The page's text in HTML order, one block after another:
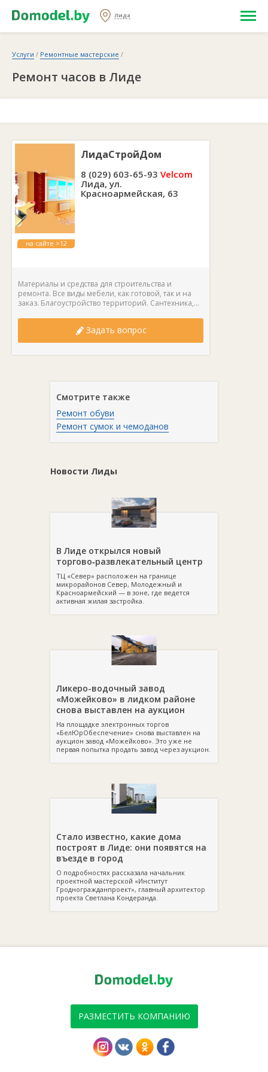
Лида
Услуги / Ремонтные мастерские /
Ремонт часов в Лиде
на сайте >12
ЛидаСтройДом
8 (029) 603-65-93 Velcom
Лида, ул.
Красноармейская, 63
Материалы и средства для строительства и
ремонта. Все виды мебели, как готовой, так и на
заказ. Благоустройство территорий. Сантехника,...
Задать вопрос
Смотрите также
Ремонт обуви
Ремонт сумок и чемоданов
Новости Лиды
В Лиде открылся новый
торгово‑развлекательный центр
ТЦ «Север» расположен на границе
микрорайонов Север, Молодежный и
Красноармейский — в зоне, где ведется
активная жилая застройка.
Ликеро-водочный завод
«Можейково» в лидком районе
снова выставлен на аукцион
На площадке электронных торгов
«БелЮрОбеспечение» снова выставлен на
аукцион завод «Можейково». Это уже не
первая попытка продать завод через аукцион.
Стало известно, какие дома
построят в Лиде: они появятся на
въезде в город
О подробностях рассказала начальник
проектной мастерской «Институт
Гродногражданпроект», главный архитектор
проекта Светлана Кондеранда.
РАЗМЕСТИТЬ КОМПАНИЮ